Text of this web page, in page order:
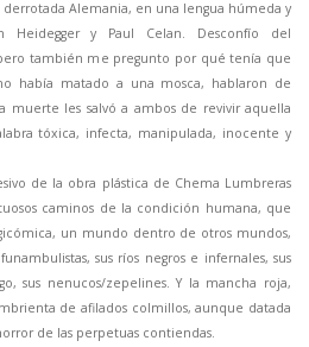
derrotada Alemania, en una lengua húmeda y
Heidegger y Paul Celan. Desconfío del
también me pregunto por qué tenía que
había matado a una mosca, hablaron de
muerte les salvó a ambos de revivir aquella
tóxica, infecta, manipulada, inocente y
de la obra plástica de Chema Lumbreras
caminos de la condición humana, que
un mundo dentro de otros mundos,
sus ríos negros e infernales, sus
sus nenucos/zepelines. Y la mancha roja,
de afilados colmillos, aunque datada
de las perpetuas contiendas.